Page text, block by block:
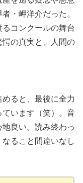
・岬洋介だった。
コンクールの舞台
の真実と、人間の
めると、最後に全力
います（笑）。音
良い。読み終わっ
ること間違いなし